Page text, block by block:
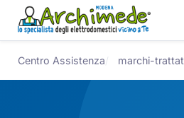
Centro Assistenza marchi-